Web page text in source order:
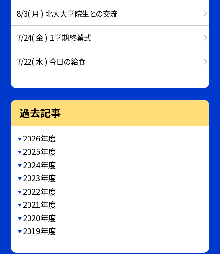
8/3( 月 ) 北大大学院生との交流
7/24( 金 ) １学期終業式
7/22( 水 ) 今日の給食
過去記事
2026年度
2025年度
2024年度
2023年度
2022年度
2021年度
2020年度
2019年度